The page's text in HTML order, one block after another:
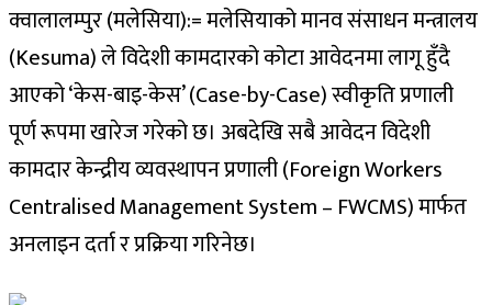
क्वालालम्पुर (मलेसिया):= मलेसियाको मानव संसाधन मन्त्रालय
(Kesuma) ले विदेशी कामदारको कोटा आवेदनमा लागू हुँदै
आएको ‘केस-बाइ-केस’ (Case-by-Case) स्वीकृति प्रणाली
पूर्ण रूपमा खारेज गरेको छ। अबदेखि सबै आवेदन विदेशी
कामदार केन्द्रीय व्यवस्थापन प्रणाली (Foreign Workers
Centralised Management System – FWCMS) मार्फत
अनलाइन दर्ता र प्रक्रिया गरिनेछ।